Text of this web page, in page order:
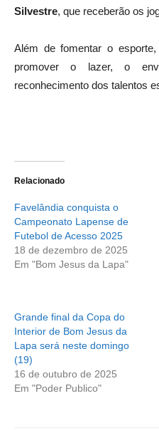
Silvestre, que receberão os
Além de fomentar o
promover o lazer, o
reconhecimento dos talentos
Relacionado
Favelândia conquista o
Campeonato Lapense de
Futebol de Acesso 2025
18 de dezembro de 2025
Em "Bom Jesus da Lapa"
Grande final da Copa do
Interior de Bom Jesus da
Lapa será neste domingo
(19)
16 de outubro de 2025
Em "Poder Publico"